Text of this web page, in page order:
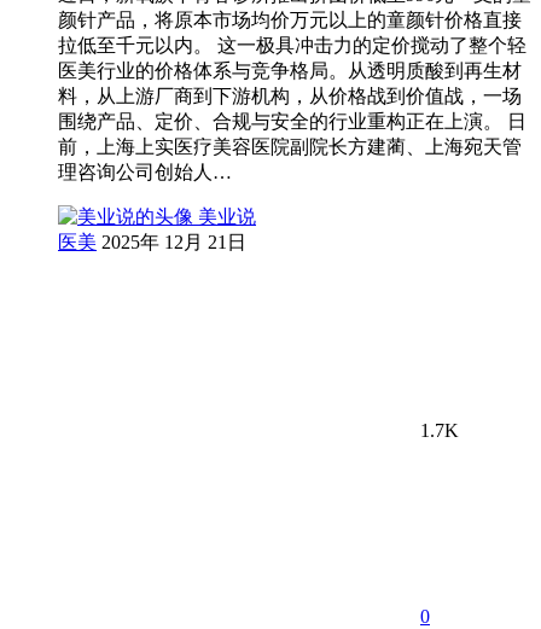
颜针产品，将原本市场均价万元以上的童颜针价格直接
拉低至千元以内。 这一极具冲击力的定价搅动了整个轻
医美行业的价格体系与竞争格局。从透明质酸到再生材
料，从上游厂商到下游机构，从价格战到价值战，一场
围绕产品、定价、合规与安全的行业重构正在上演。 日
前，上海上实医疗美容医院副院长方建蔺、上海宛天管
理咨询公司创始人…
美业说
医美 2025年 12月 21日
1.7K
0